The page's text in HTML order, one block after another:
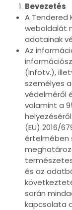
Bevezetés
A
weboldalát
adatainak
Az
(Infotv.),
személyes
védelméről
valamint a
helyezéséről
(EU) 2016/
értelmében
és az
során
kapcsolata